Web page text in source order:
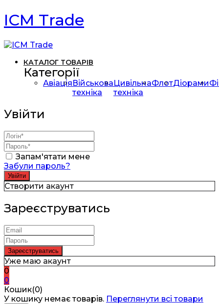
ICM Trade
КАТАЛОГ ТОВАРІВ
Категорії
АвіаціяВійськова
техніка
Цивільна
техніка
ФлотДіорами
Увійти
Запам'ятати мене
Забули пароль?
Створити акаунт
Зареєструватись
Уже маю акаунт
0
0
Кошик(0)
У кошику немає товарів. Переглянути всі товари